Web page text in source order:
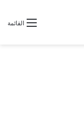
القائمة